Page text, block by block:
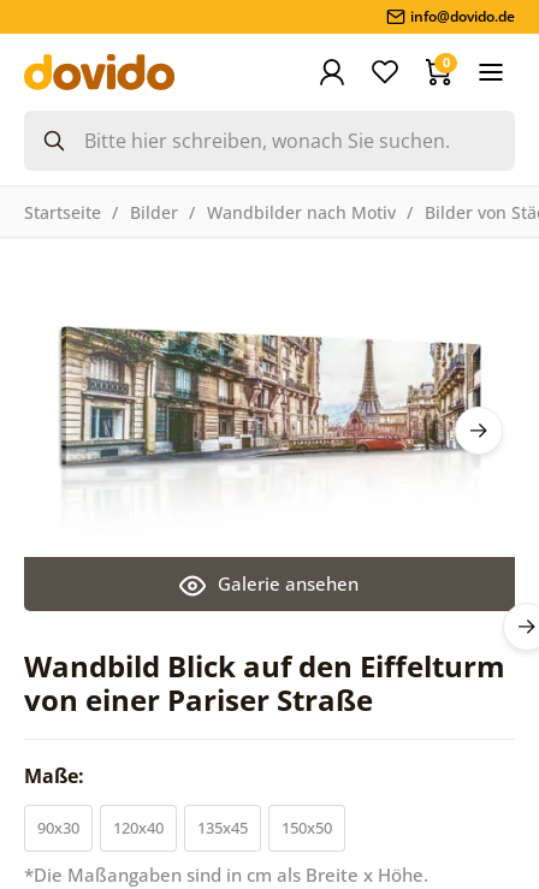
info@dovido.de
0
Startseite Bilder Wandbilder nach Motiv Bilder von
Wandbild Blick auf den Eiffelturm
von einer Pariser Straße
Galerie ansehen
Maße:
90x30 120x40 135x45 150x50
*Die Maßangaben sind in cm als Breite x Höhe.